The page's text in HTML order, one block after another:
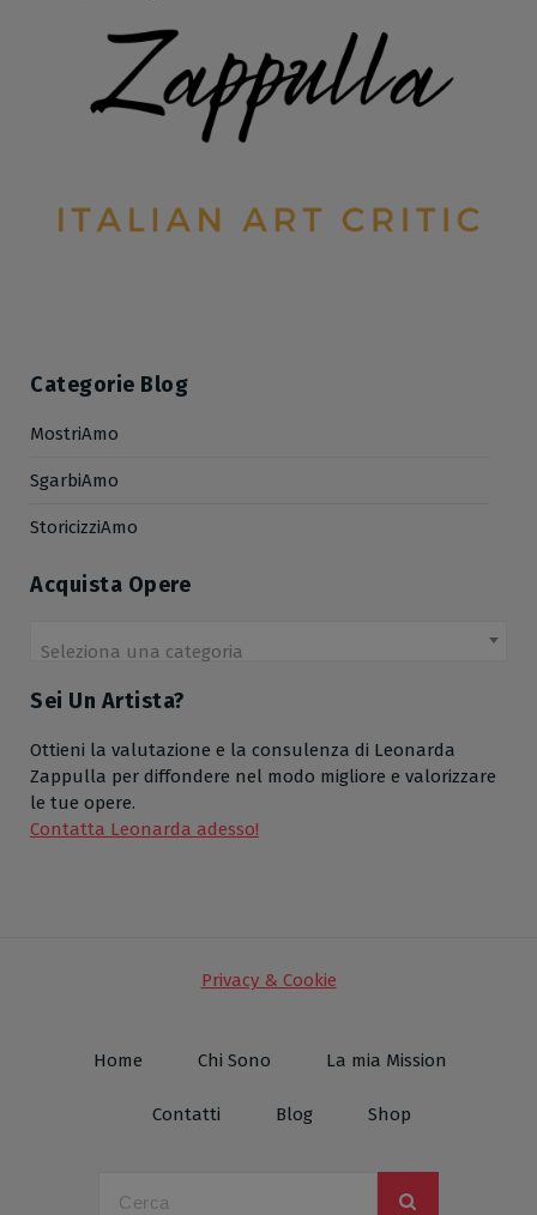
Categorie Blog
MostriAmo
SgarbiAmo
StoricizziAmo
Acquista Opere
Seleziona una categoria
Sei Un Artista?
Ottieni la valutazione e la consulenza di Leonarda
Zappulla per diffondere nel modo migliore e valorizzare
le tue opere.
Contatta Leonarda adesso!
Privacy & Cookie
Home Chi Sono La mia Mission
Contatti Blog Shop